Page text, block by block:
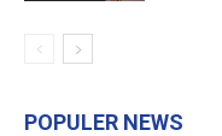
POPULER NEWS